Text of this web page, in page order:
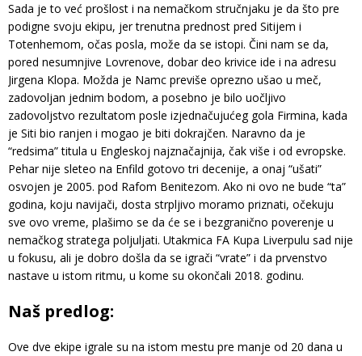
Sada je to već prošlost i na nemačkom stručnjaku je da što pre
podigne svoju ekipu, jer trenutna prednost pred Sitijem i
Totenhemom, očas posla, može da se istopi. Čini nam se da,
pored nesumnjive Lovrenove, dobar deo krivice ide i na adresu
Jirgena Klopa. Možda je Namc previše oprezno ušao u meč,
zadovoljan jednim bodom, a posebno je bilo uočljivo
zadovoljstvo rezultatom posle izjednačujućeg gola Firmina, kada
je Siti bio ranjen i mogao je biti dokrajčen. Naravno da je
“redsima” titula u Engleskoj najznačajnija, čak više i od evropske.
Pehar nije sleteo na Enfild gotovo tri decenije, a onaj “ušati”
osvojen je 2005. pod Rafom Benitezom. Ako ni ovo ne bude “ta”
godina, koju navijači, dosta strpljivo moramo priznati, očekuju
sve ovo vreme, plašimo se da će se i bezgranično poverenje u
nemačkog stratega poljuljati. Utakmica FA Kupa Liverpulu sad nije
u fokusu, ali je dobro došla da se igrači “vrate” i da prvenstvo
nastave u istom ritmu, u kome su okončali 2018. godinu.
Naš predlog:
Ove dve ekipe igrale su na istom mestu pre manje od 20 dana u